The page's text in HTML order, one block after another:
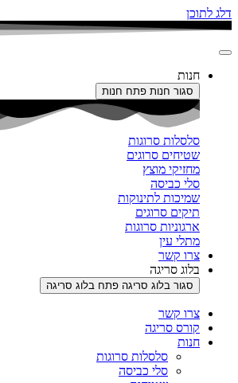
דלג לתוכן
חנות
סגור חנות פתח חנות
סלסלות סרוגות
שטיחים סרוגים
מחזיקי מוצץ
סלי כביסה
שמיכות לתינוקות
תיקים סרוגים
ארגוניות סרוגות
מתלי עין
צרו קשר
בלוג סריגה
סגור בלוג סריגה פתח בלוג סריגה
צרו קשר
קורס סריגה
חנות
סלסלות סרוגות
סלי כביסה